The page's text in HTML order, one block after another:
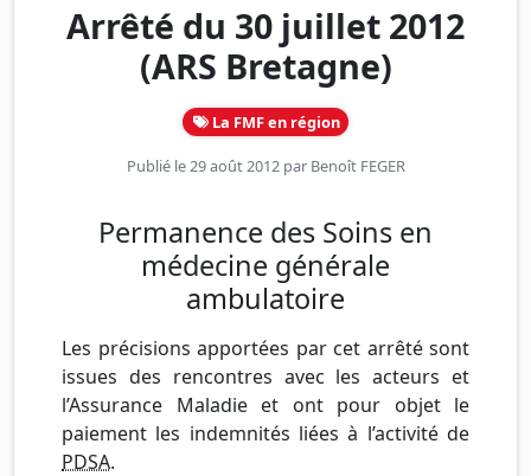
Arrêté du 30 juillet 2012
(ARS Bretagne)
La FMF en région
Publié le 29 août 2012 par Benoît FEGER
Permanence des Soins en
médecine générale
ambulatoire
Les précisions apportées par cet arrêté sont
issues des rencontres avec les acteurs et
l’Assurance Maladie et ont pour objet le
paiement les indemnités liées à l’activité de
PDSA.